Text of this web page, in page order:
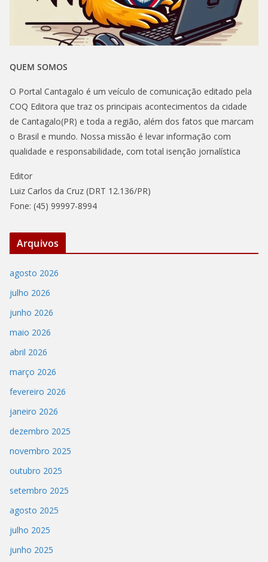
QUEM SOMOS
O Portal Cantagalo é um veículo de comunicação editado pela
COQ Editora que traz os principais acontecimentos da cidade
de Cantagalo(PR) e toda a região, além dos fatos que marcam
o Brasil e mundo. Nossa missão é levar informação com
qualidade e responsabilidade, com total isenção jornalística
Editor
Luiz Carlos da Cruz (DRT 12.136/PR)
Fone: (45) 99997-8994
Arquivos
agosto 2026
julho 2026
junho 2026
maio 2026
abril 2026
março 2026
fevereiro 2026
janeiro 2026
dezembro 2025
novembro 2025
outubro 2025
setembro 2025
agosto 2025
julho 2025
junho 2025